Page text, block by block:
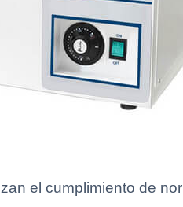
el cumplimiento de